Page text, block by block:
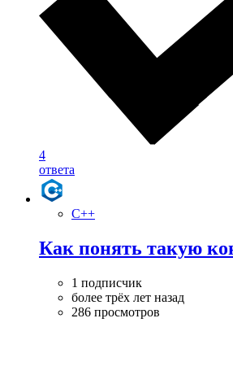
4
ответа
C++
Как понять такую
1 подписчик
более трёх лет назад
286 просмотров